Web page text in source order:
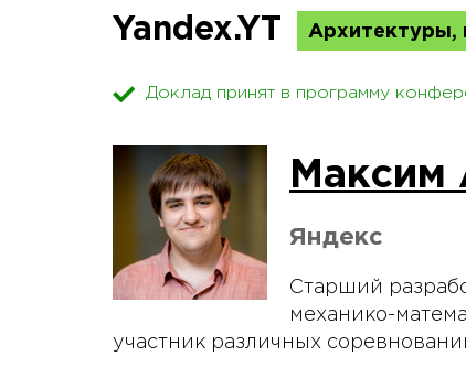
Yandex.YT
Архитектуры,
Доклад принят в программу
Максим
Яндекс
Старший
механико-
участник различных